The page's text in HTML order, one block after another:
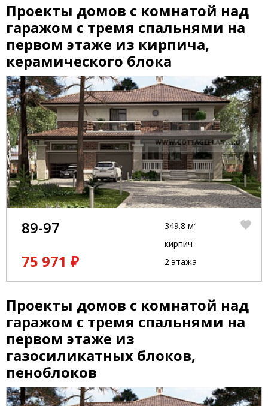
Проекты домов с комнатой над
гаражом с тремя спальнями на
первом этаже из кирпича,
керамического блока
89-97
75 971 ₽
349.8 м²
кирпич
2 этажа
Проекты домов с комнатой над
гаражом с тремя спальнями на
первом этаже из
газосиликатных блоков,
пеноблоков